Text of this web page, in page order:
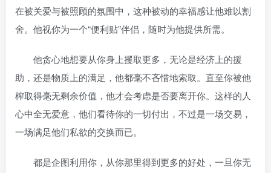
在被关爱与被照顾的氛围中，这种被动的幸福感让他难以割
舍。他视你为一个“便利贴”伴侣，随时为他提供所需。
他贪心地想要从你身上攫取更多，无论是经济上的援
助，还是物质上的满足，他都毫不吝惜地索取。直至你被他
榨取得毫无剩余价值，他才会考虑是否要离开你。这样的人
心中全无爱意，他们看待你的一切付出，不过是一场交易，
一场满足他们私欲的交换而已。
都是企图利用你，从你那里得到更多的好处，一旦你无